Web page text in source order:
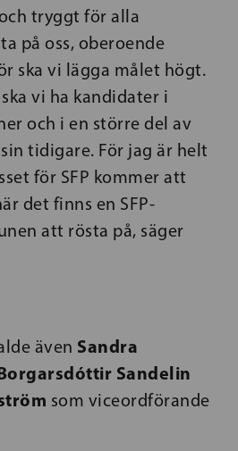
tryggt för alla
på oss, oberoende
ska vi lägga målet högt.
vi ha kandidater i
och i en större del av
tidigare. För jag är helt
för SFP kommer att
det finns en SFP-
att rösta på, säger
även Sandra
Sandelin
som viceordförande